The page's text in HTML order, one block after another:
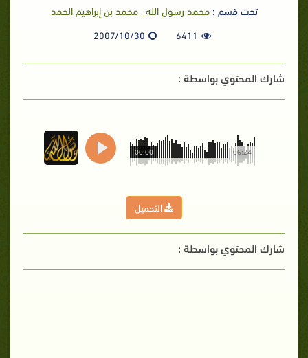
تحت قسم :محمد رسول الله_ محمد بن إبراهيم الحمد
6411
2007/10/30
شارك المحتوي بواسطة :
06:24
00:00
التحميل
شارك المحتوي بواسطة :